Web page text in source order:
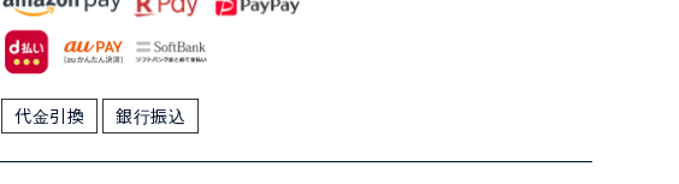
代金引換 銀行振込